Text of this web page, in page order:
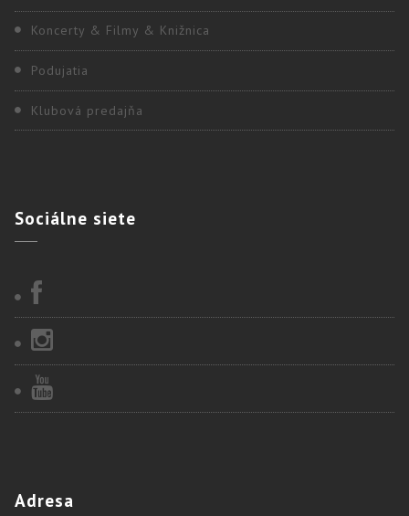
Koncerty & Filmy & Knižnica
Podujatia
Klubová predajňa
Sociálne siete
Adresa